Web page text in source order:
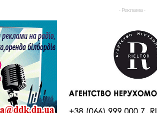
- Реклама -